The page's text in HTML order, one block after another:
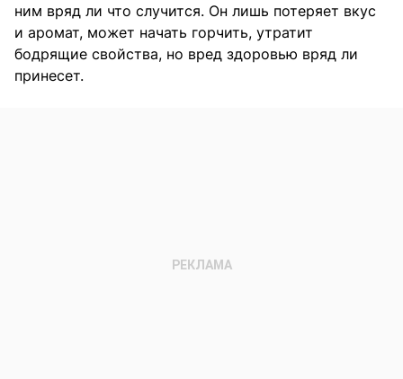
ним вряд ли что случится. Он лишь потеряет вкус
и аромат, может начать горчить, утратит
бодрящие свойства, но вред здоровью вряд ли
принесет.